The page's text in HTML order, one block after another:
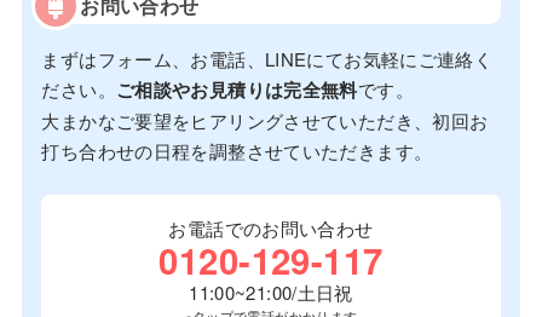
まずはフォーム、お電話、LINEにてお気軽にご連絡く
ださい。 ご相談やお見積りは完全無料です。
大まかなご要望をヒアリングさせていただき、初回お
打ち合わせの日程を調整させていただきます。
お電話でのお問い合わせ
0120-129-117
11:00~21:00/土日祝